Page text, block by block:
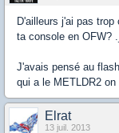
D'ailleurs j'ai pas
ta console en OFW?
J'avais pensé au
qui a le METLDR2
Elrat
13 juil. 2013